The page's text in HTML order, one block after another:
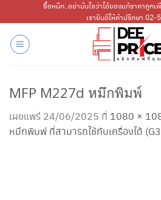
ไป
เนื้อหา
ซื้อหมึก..อย่ามั่นใจว่าได้ของแท้ราคาถูก
เรายินดีให้คำปรึกษา 02-
MFP M227d หมึกพิมพ์
เผยแพร่ 24/06/2025 ที่ 1080 ×
หมึกพิมพ์ ที่สามารถใช้กับเครื่องได้